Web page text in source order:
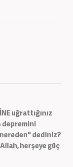
uğrattığınız
depremini
dediniz?
herşeye güç